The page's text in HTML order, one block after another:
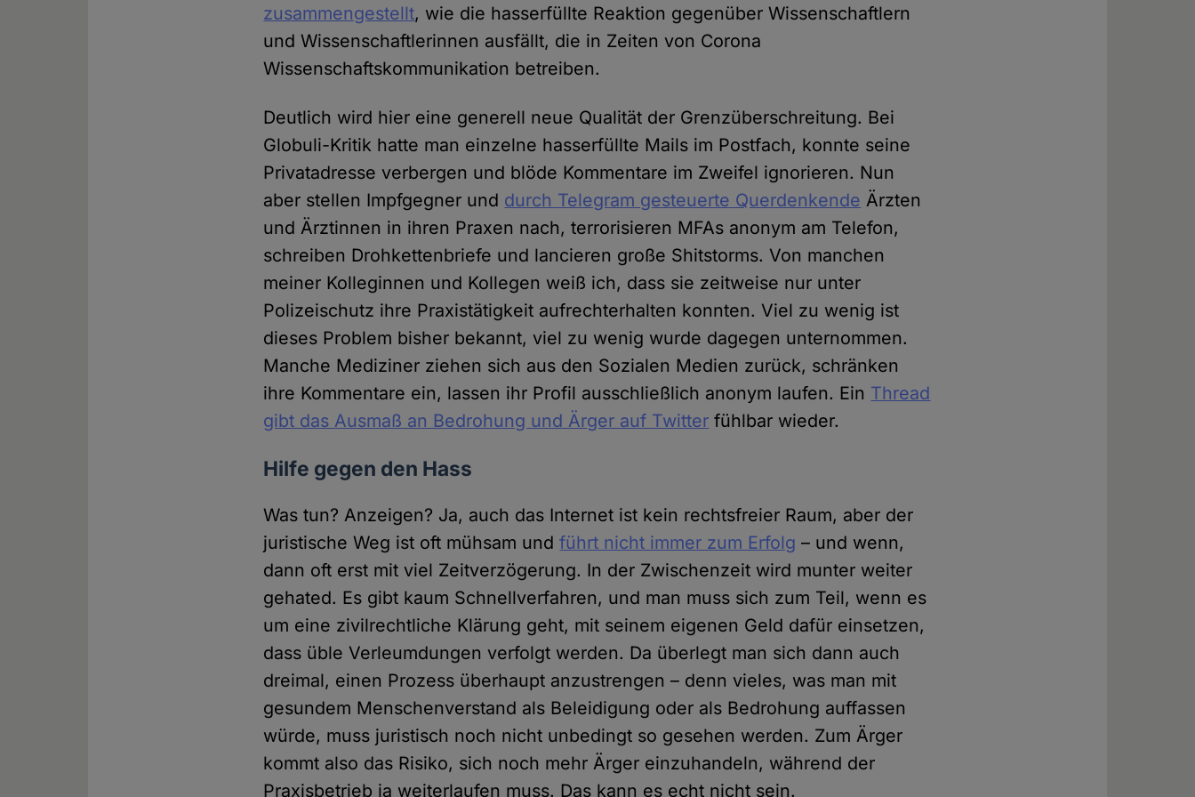
zusammengestellt, wie die hasserfüllte Reaktion gegenüber Wissenschaftlern
und Wissenschaftlerinnen ausfällt, die in Zeiten von Corona
Wissenschaftskommunikation betreiben.
Deutlich wird hier eine generell neue Qualität der Grenzüberschreitung. Bei
Globuli-Kritik hatte man einzelne hasserfüllte Mails im Postfach, konnte seine
Privatadresse verbergen und blöde Kommentare im Zweifel ignorieren. Nun
aber stellen Impfgegner und durch Telegram gesteuerte Querdenkende Ärzten
und Ärztinnen in ihren Praxen nach, terrorisieren MFAs anonym am Telefon,
schreiben Drohkettenbriefe und lancieren große Shitstorms. Von manchen
meiner Kolleginnen und Kollegen weiß ich, dass sie zeitweise nur unter
Polizeischutz ihre Praxistätigkeit aufrechterhalten konnten. Viel zu wenig ist
dieses Problem bisher bekannt, viel zu wenig wurde dagegen unternommen.
Manche Mediziner ziehen sich aus den Sozialen Medien zurück, schränken
ihre Kommentare ein, lassen ihr Profil ausschließlich anonym laufen. Ein Thread
gibt das Ausmaß an Bedrohung und Ärger auf Twitter fühlbar wieder.
Hilfe gegen den Hass
Was tun? Anzeigen? Ja, auch das Internet ist kein rechtsfreier Raum, aber der
juristische Weg ist oft mühsam undführt nicht immer zum Erfolg – und wenn,
dann oft erst mit viel Zeitverzögerung. In der Zwischenzeit wird munter weiter
gehated. Es gibt kaum Schnellverfahren, und man muss sich zum Teil, wenn es
um eine zivilrechtliche Klärung geht, mit seinem eigenen Geld dafür einsetzen,
dass üble Verleumdungen verfolgt werden. Da überlegt man sich dann auch
dreimal, einen Prozess überhaupt anzustrengen – denn vieles, was man mit
gesundem Menschenverstand als Beleidigung oder als Bedrohung auffassen
würde, muss juristisch noch nicht unbedingt so gesehen werden. Zum Ärger
kommt also das Risiko, sich noch mehr Ärger einzuhandeln, während der
Praxisbetrieb ja weiterlaufen muss. Das kann es echt nicht sein.